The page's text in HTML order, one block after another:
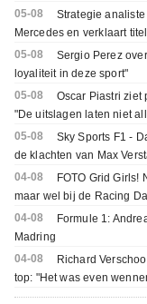
05-08
Strategie
Mercedes en verklaart
05-08
Sergio Perez
loyaliteit in deze sport"
05-08
Oscar Piastri ziet
"De uitslagen laten niet
05-08
Sky Sports F1 -
de klachten van Max
04-08
FOTO Grid Girls!
maar wel bij de Racing
04-08
Formule 1:
Madring
04-08
Richard
top: "Het was even